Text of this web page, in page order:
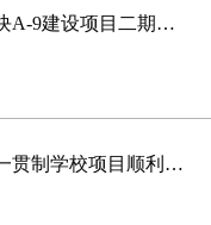
大庙屯片区剩余地块A-9建设项目二期售楼处顺利通过联合验收
华山片区72班九年一贯制学校项目顺利完成竣工验收